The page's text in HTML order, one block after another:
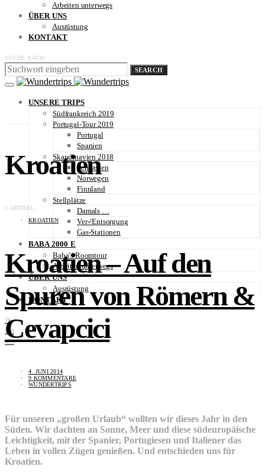
Arbeiten unterwegs
ÜBER UNS
Ausrüstung
KONTAKT
SUCHE NACH:
SEARCH
UNSERE TRIPS
Südfrankreich 2019
Portugal-Tour 2019
Portugal
Spanien
Skandinavien 2018
Schweden
Norwegen
Finnland
Stellplätze
Damals …
Ver-/Entsorgung
Gas-Stationen
BABA 2000 E
Baba’s Roomtour
Arbeiten unterwegs
ÜBER UNS
Ausrüstung
KONTAKT
2K
168
353
Kroatien
1 ARTIKEL
KROATIEN
Kroatien – Auf den
Spuren von Römern &
Cevapcici
4. JUNI 2014
9 KOMMENTARE
WUNDERTRIPS
Für unseren „großen Urlaub“ wollten wir dieses Jahr in den
Süden. Wir dachten an Sonne, Meer und diese südeuropäische
Leichtigkeit, mit der Spanier, Portugiesen und Italiener das
Leben in vollen Zügen genießen. Und entschieden uns für
Kroatien.